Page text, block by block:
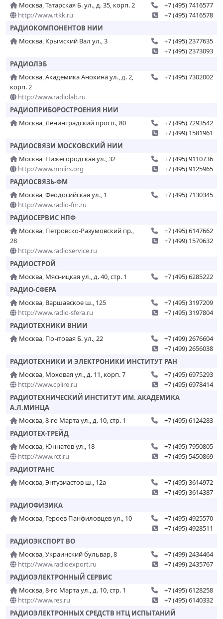
Москва, Татарская Б. ул., д. 35, корп. 2
http://www.rtkk.ru
+7 (495) 7416577
+7 (495) 7416578
РАДИОКОМПОНЕНТОВ НИИ
Москва, Крымский Вал ул., 3
+7 (495) 2377635
+7 (495) 2373093
РАДИОЛЭБ
Москва, Академика Анохина ул., д. 2,
корп. 2
http://www.radiolab.ru
+7 (495) 7302002
РАДИОПРИБОРОСТРОЕНИЯ НИИ
Москва, Ленинградский просп., 80
+7 (495) 7293542
+7 (499) 1581961
РАДИОСВЯЗИ МОСКОВСКИЙ НИИ
Москва, Нижегородская ул., 32
http://www.mniirs.org
+7 (495) 9110736
+7 (495) 9125965
РАДИОСВЯЗЬ-ФМ
Москва, Феодосийская ул., 1
http://www.radio-fm.ru
+7 (495) 7130345
РАДИОСЕРВИС НПФ
Москва, Петровско-Разумовский пр.,
28
http://www.radioservice.ru
+7 (495) 6147662
+7 (499) 1570632
РАДИОСТРОЙ
Москва, Мясницкая ул., д. 40, стр. 1
+7 (495) 6285222
РАДИО-СФЕРА
Москва, Варшавское ш., 125
http://www.radio-sfera.ru
+7 (495) 3197209
+7 (495) 3197804
РАДИОТЕХНИКИ ВНИИ
Москва, Почтовая Б. ул., 22
+7 (499) 2676604
+7 (499) 2656038
РАДИОТЕХНИКИ И ЭЛЕКТРОНИКИ ИНСТИТУТ РАН
Москва, Моховая ул., д. 11, корп. 7
http://www.cplire.ru
+7 (495) 6975293
+7 (495) 6978414
РАДИОТЕХНИЧЕСКИЙ ИНСТИТУТ ИМ. АКАДЕМИКА
А.Л.МИНЦА
Москва, 8-го Марта ул., д. 10, стр. 1
+7 (495) 6124283
РАДИОТЕХ-ТРЕЙД
Москва, Юннатов ул., 18
http://www.rct.ru
+7 (495) 7950805
+7 (495) 5450869
РАДИОТРАНС
Москва, Энтузиастов ш., 12а
+7 (495) 3614972
+7 (495) 3614387
РАДИОФИЗИКА
Москва, Героев Панфиловцев ул., 10
+7 (495) 4925570
+7 (495) 4928511
РАДИОЭКСПОРТ ВО
Москва, Украинский бульвар, 8
http://www.radioexport.ru
+7 (499) 2434464
+7 (499) 2435767
РАДИОЭЛЕКТРОННЫЙ СЕРВИС
Москва, 8-го Марта ул., д. 10, стр. 1
http://www.res.ru
+7 (495) 6128258
+7 (495) 6140332
РАДИОЭЛЕКТРОННЫХ СРЕДСТВ НТЦ ИСПЫТАНИЙ